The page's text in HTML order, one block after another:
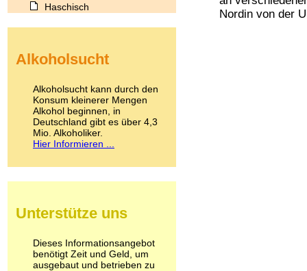
Nordin von der
Haschisch
Kokain
LSD
Marihuana
Medikamente
Meskalin
Metamphetamin
Methadon
Pilze
Psychopharmaka
Schlafmittel
Schmerzmittel
Alkoholsucht
Alkoholsucht kann durch den
Konsum kleinerer Mengen
Alkohol beginnen, in
Deutschland gibt es über 4,3
Mio. Alkoholiker.
Hier Informieren ...
Unterstütze uns
Dieses Informationsangebot
benötigt Zeit und Geld, um
ausgebaut und betrieben zu